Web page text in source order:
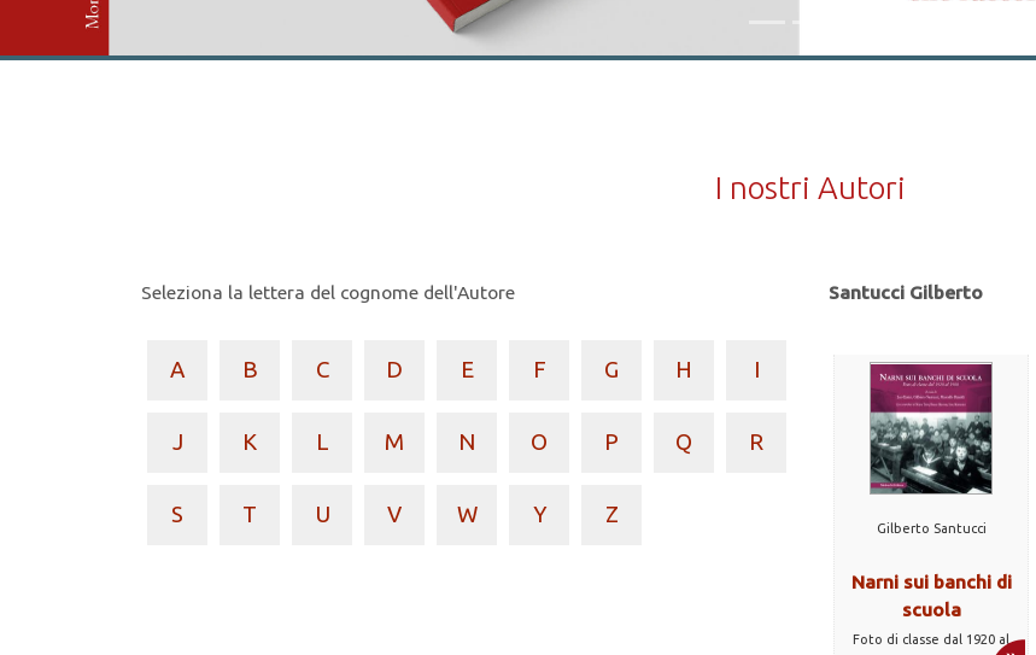
I nostri Autori
Seleziona la lettera del cognome dell'Autore
A B C D E F G H I
J K L M N O P Q R
S T U V W Y Z
Santucci Gilberto
Gilberto Santucci
Narni sui banchi di
scuola
Foto di classe dal 1920 al